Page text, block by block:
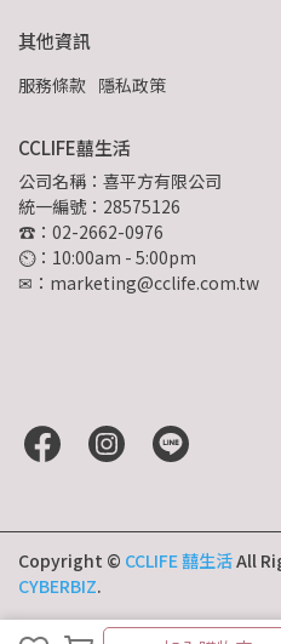
其他資訊
服務條款 隱私政策
CCLIFE囍生活
公司名稱：喜平方有限公司
統一編號：28575126
☎：02-2662-0976
⏲︎：10:00am - 5:00pm
✉：marketing@cclife.com.tw
Copyright © CCLIFE 囍生活All
CYBERBIZ.